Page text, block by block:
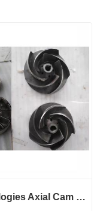
OEM Technologies Axial Cam Pump Parts